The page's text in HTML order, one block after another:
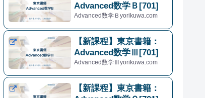
Advanced数学Ｂ[701]
Advanced数学Ｂyorikuwa.com
【新課程】東京書籍：
Advanced数学Ⅲ[701]
Advanced数学Ⅲyorikuwa.com
【新課程】東京書籍：